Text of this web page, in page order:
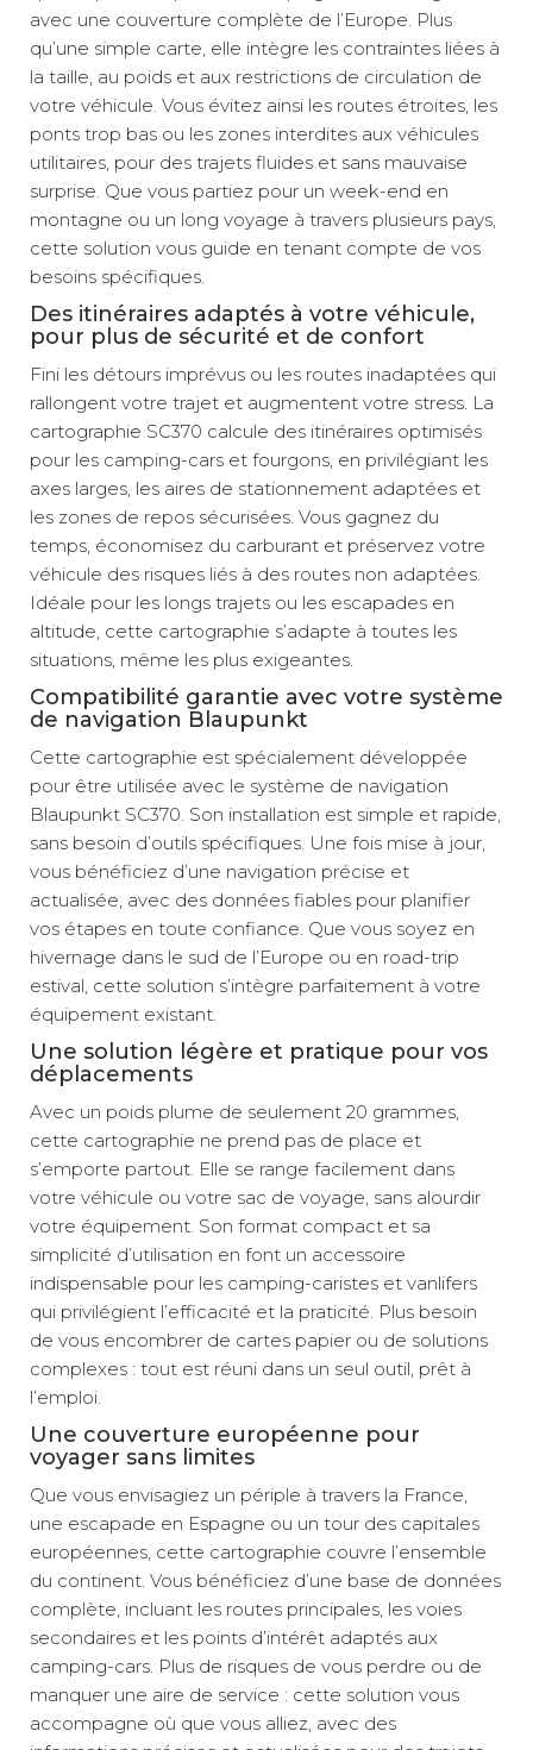
avec une couverture complète de l’Europe. Plus
qu’une simple carte, elle intègre les contraintes liées à
la taille, au poids et aux restrictions de circulation de
votre véhicule. Vous évitez ainsi les routes étroites, les
ponts trop bas ou les zones interdites aux véhicules
utilitaires, pour des trajets fluides et sans mauvaise
surprise. Que vous partiez pour un week-end en
montagne ou un long voyage à travers plusieurs pays,
cette solution vous guide en tenant compte de vos
besoins spécifiques.
Des itinéraires adaptés à votre véhicule,
pour plus de sécurité et de confort
Fini les détours imprévus ou les routes inadaptées qui
rallongent votre trajet et augmentent votre stress. La
cartographie SC370 calcule des itinéraires optimisés
pour les camping-cars et fourgons, en privilégiant les
axes larges, les aires de stationnement adaptées et
les zones de repos sécurisées. Vous gagnez du
temps, économisez du carburant et préservez votre
véhicule des risques liés à des routes non adaptées.
Idéale pour les longs trajets ou les escapades en
altitude, cette cartographie s’adapte à toutes les
situations, même les plus exigeantes.
Compatibilité garantie avec votre système
de navigation Blaupunkt
Cette cartographie est spécialement développée
pour être utilisée avec le système de navigation
Blaupunkt SC370. Son installation est simple et rapide,
sans besoin d’outils spécifiques. Une fois mise à jour,
vous bénéficiez d’une navigation précise et
actualisée, avec des données fiables pour planifier
vos étapes en toute confiance. Que vous soyez en
hivernage dans le sud de l’Europe ou en road-trip
estival, cette solution s’intègre parfaitement à votre
équipement existant.
Une solution légère et pratique pour vos
déplacements
Avec un poids plume de seulement 20 grammes,
cette cartographie ne prend pas de place et
s’emporte partout. Elle se range facilement dans
votre véhicule ou votre sac de voyage, sans alourdir
votre équipement. Son format compact et sa
simplicité d’utilisation en font un accessoire
indispensable pour les camping-caristes et vanlifers
qui privilégient l’efficacité et la praticité. Plus besoin
de vous encombrer de cartes papier ou de solutions
complexes : tout est réuni dans un seul outil, prêt à
l’emploi.
Une couverture européenne pour
voyager sans limites
Que vous envisagiez un périple à travers la France,
une escapade en Espagne ou un tour des capitales
européennes, cette cartographie couvre l’ensemble
du continent. Vous bénéficiez d’une base de données
complète, incluant les routes principales, les voies
secondaires et les points d’intérêt adaptés aux
camping-cars. Plus de risques de vous perdre ou de
manquer une aire de service : cette solution vous
accompagne où que vous alliez, avec des